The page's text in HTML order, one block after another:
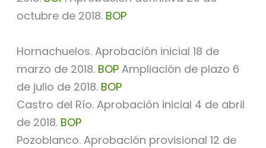
octubre de 2018. BOP
Hornachuelos. Aprobación inicial 18 de
marzo de 2018. BOPAmpliación de plazo 6
de julio de 2018. BOP
Castro del Río. Aprobación inicial 4 de abril
de 2018. BOP
Pozoblanco. Aprobación provisional 12 de